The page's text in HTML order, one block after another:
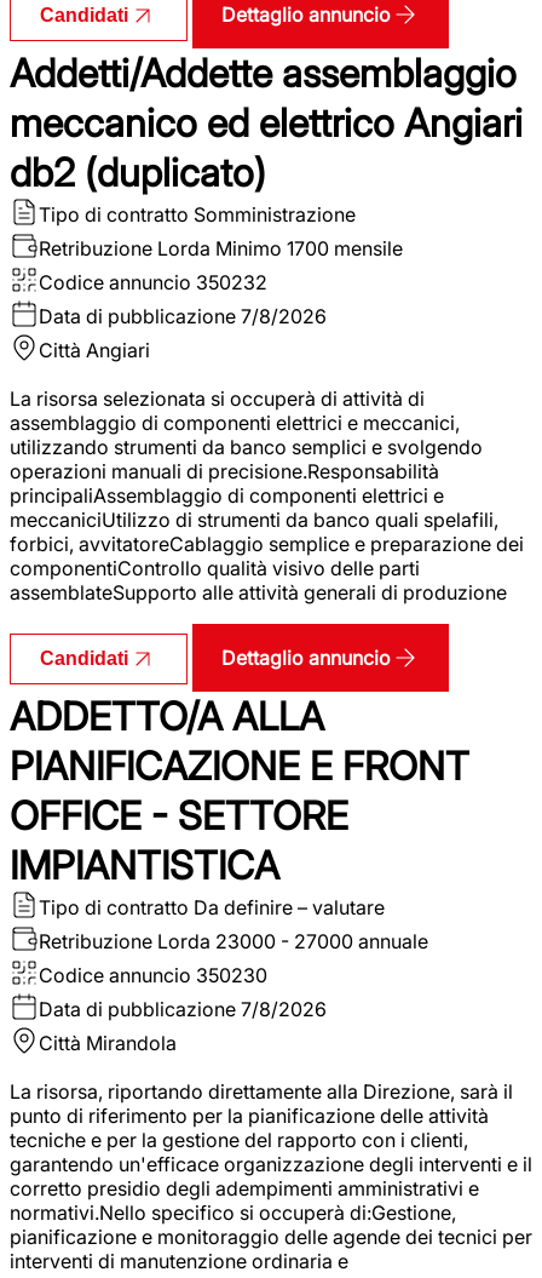
Candidati Dettaglio annuncio
Addetti/Addette assemblaggio
meccanico ed elettrico Angiari
db2 (duplicato)
Tipo di contratto Somministrazione
Retribuzione Lorda Minimo 1700 mensile
Codice annuncio 350232
Data di pubblicazione 7/8/2026
Città Angiari
La risorsa selezionata si occuperà di attività di
assemblaggio di componenti elettrici e meccanici,
utilizzando strumenti da banco semplici e svolgendo
operazioni manuali di precisione.Responsabilità
principaliAssemblaggio di componenti elettrici e
meccaniciUtilizzo di strumenti da banco quali spelafili,
forbici, avvitatoreCablaggio semplice e preparazione dei
componentiControllo qualità visivo delle parti
assemblateSupporto alle attività generali di produzione
Candidati Dettaglio annuncio
ADDETTO/A ALLA
PIANIFICAZIONE E FRONT
OFFICE - SETTORE
IMPIANTISTICA
Tipo di contratto Da definire – valutare
Retribuzione Lorda 23000 - 27000 annuale
Codice annuncio 350230
Data di pubblicazione 7/8/2026
Città Mirandola
La risorsa, riportando direttamente alla Direzione, sarà il
punto di riferimento per la pianificazione delle attività
tecniche e per la gestione del rapporto con i clienti,
garantendo un'efficace organizzazione degli interventi e il
corretto presidio degli adempimenti amministrativi e
normativi.Nello specifico si occuperà di:Gestione,
pianificazione e monitoraggio delle agende dei tecnici per
interventi di manutenzione ordinaria e